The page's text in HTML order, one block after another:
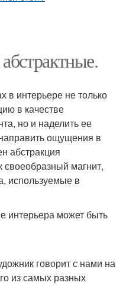
в интерьере не только
в качестве
но и наделить ее
ощущения в
абстракция
своеобразный магнит,
используемые в
интерьера может быть
говорит с нами на
из самых разных